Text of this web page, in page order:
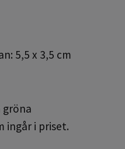
5,5 x 3,5 cm
gröna
ingår i priset.